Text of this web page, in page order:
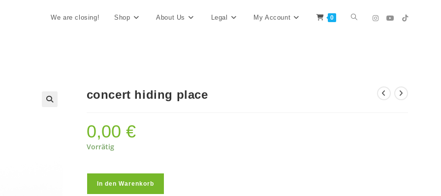
We are closing! Shop About Us Legal My Account 0 Website-
concert hiding place
0,00 €
Vorrätig
In den Warenkorb